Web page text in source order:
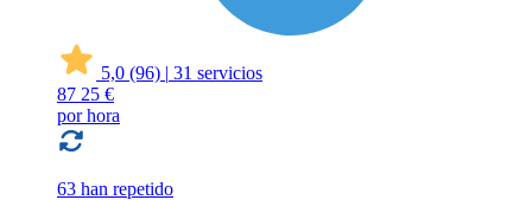
5,0 (96) | 31 servicios
87 25 €
por hora
63 han repetido